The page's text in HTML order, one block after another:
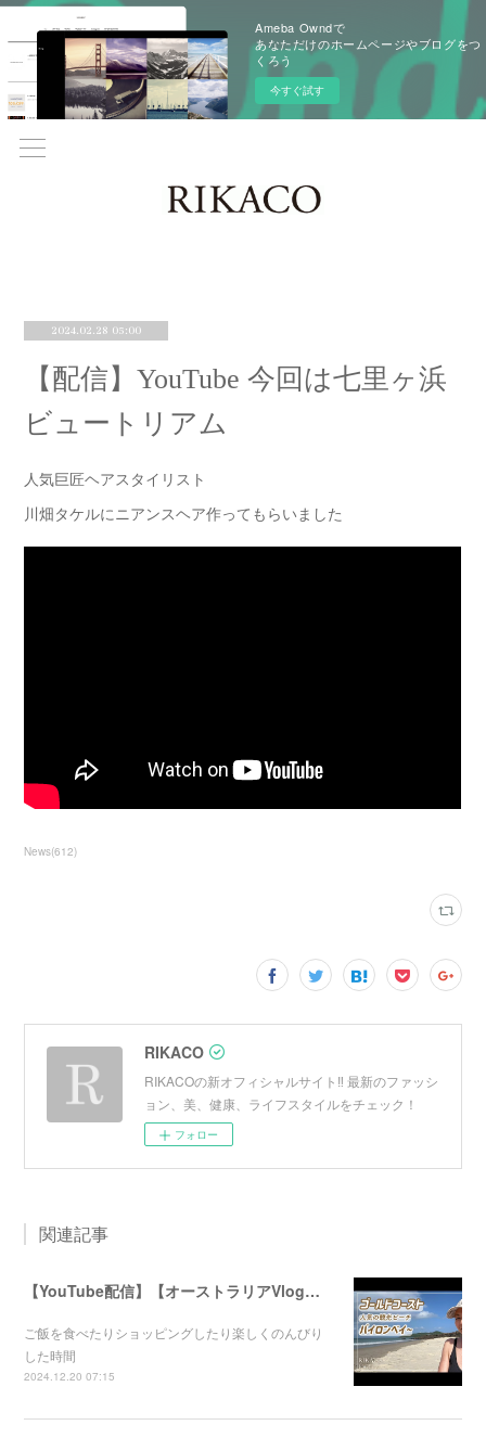
Ameba Owndで
あなただけのホームページやブログをつ
くろう
今すぐ試す
2024.02.28 05:00
【配信】YouTube 今回は七里ヶ浜
ビュートリアム
人気巨匠ヘアスタイリスト
川畑タケルにニアンスヘア作ってもらいました
News(612)
RIKACO
RIKACOの新オフィシャルサイト‼︎ 最新のファッシ
ョン、美、健康、ライフスタイルをチェック！
フォロー
関連記事
【YouTube配信】【オーストラリアVlog】オシャレで人気のバイロンベイ〜
ご飯を食べたりショッピングしたり楽しくのんびり
した時間
2024.12.20 07:15